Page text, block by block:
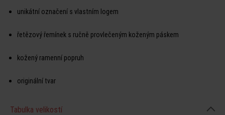
unikátní označení s vlastním logem
řetězový řemínek s ručně provlečeným koženým páskem
kožený ramenní popruh
originální tvar
Tabulka velikostí